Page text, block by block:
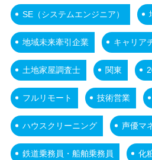
SE（システムエンジニア）
地域未来牽引企業 キャリア
土地家屋調査士 関東
フルリモート 技術営業
ハウスクリーニング 声優マ
鉄道乗務員・船舶乗務員 化